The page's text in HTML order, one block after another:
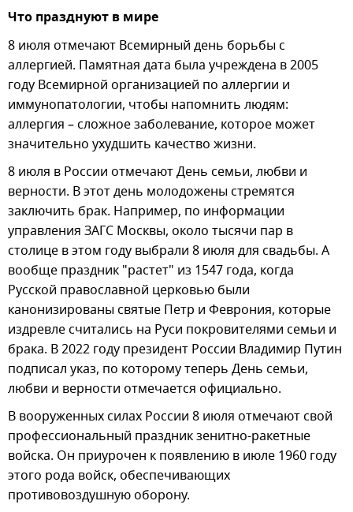
Что празднуют в мире
8 июля отмечают Всемирный день борьбы с
аллергией. Памятная дата была учреждена в 2005
году Всемирной организацией по аллергии и
иммунопатологии, чтобы напомнить людям:
аллергия – сложное заболевание, которое может
значительно ухудшить качество жизни.
8 июля в России отмечают День семьи, любви и
верности. В этот день молодожены стремятся
заключить брак. Например, по информации
управления ЗАГС Москвы, около тысячи пар в
столице в этом году выбрали 8 июля для свадьбы. А
вообще праздник "растет" из 1547 года, когда
Русской православной церковью были
канонизированы святые Петр и Феврония, которые
издревле считались на Руси покровителями семьи и
брака. В 2022 году президент России Владимир Путин
подписал указ, по которому теперь День семьи,
любви и верности отмечается официально.
В вооруженных силах России 8 июля отмечают свой
профессиональный праздник зенитно-ракетные
войска. Он приурочен к появлению в июле 1960 году
этого рода войск, обеспечивающих
противовоздушную оборону.